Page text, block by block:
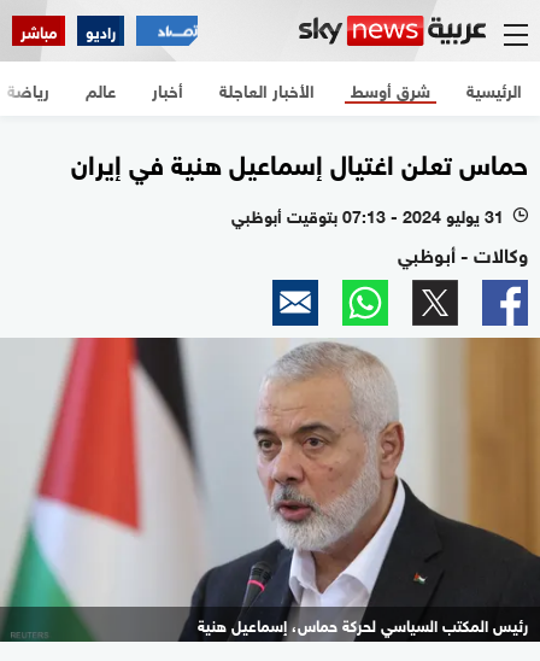
راديو مباشر
الرئيسية الأخبار العاجلة أخبار شرق أوسط عالم رياضة
حماس تعلن اغتيال إسماعيل هنية في إيران
l 31 يوليو 2024 - 07:13 بتوقيت أبوظبي
وكالات - أبوظبي
رئيس المكتب السياسي لحركة حماس، إسماعيل هنية